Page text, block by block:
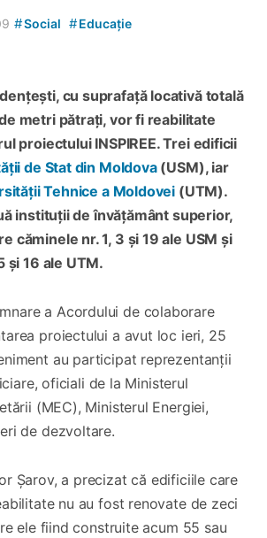
#Social #Educație
cu suprafață locativă totală
metri pătrați, vor fi reabilitate
proiectului INSPIREE. Trei edificii
de Stat din Moldova(USM), iar
Tehnice a Moldovei (UTM).
instituții de învățământ superior,
căminele nr. 1, 3 și 19 ale USM și
și 16 ale UTM.
a Acordului de colaborare
proiectului a avut loc ieri, 25
au participat reprezentanții
oficiali de la Ministerul
(MEC), Ministerul Energiei,
de dezvoltare.
Șarov, a precizat că edificiile care
nu au fost renovate de zeci
ele fiind construite acum 55 sau